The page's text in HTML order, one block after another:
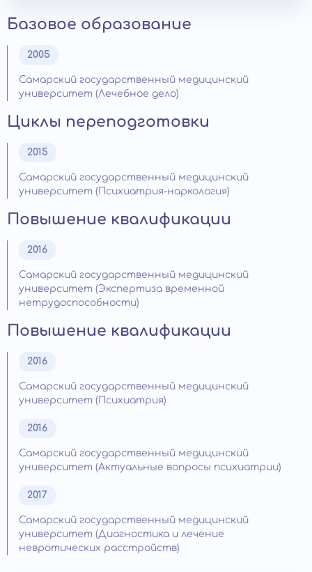
Базовое образование
2005
Самарский государственный медицинский
университет (Лечебное дело)
Циклы переподготовки
2015
Самарский государственный медицинский
университет (Психиатрия-наркология)
Повышение квалификации
2016
Самарский государственный медицинский
университет (Экспертиза временной
нетрудоспособности)
Повышение квалификации
2016
Самарский государственный медицинский
университет (Психиатрия)
2016
Самарский государственный медицинский
университет (Актуальные вопросы психиатрии)
2017
Самарский государственный медицинский
университет (Диагностика и лечение
невротических расстройств)